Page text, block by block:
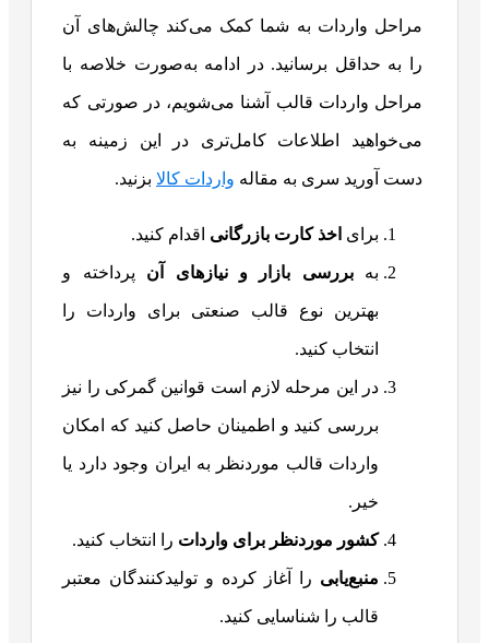
مراحل واردات به شما کمک می‌کند چالش‌های آن
را به حداقل برسانید. در ادامه به‌صورت خلاصه با
مراحل واردات قالب آشنا می‌شویم، در صورتی که
می‌خواهید اطلاعات کامل‌تری در این زمینه به
دست آورید سری به مقاله واردات کالا بزنید.
برای اخذ کارت بازرگانی اقدام کنید.
بهبررسی بازار و نیازهای آن پرداخته و
بهترین نوع قالب صنعتی برای واردات را
انتخاب کنید.
در این مرحله لازم است قوانین گمرکی را نیز
بررسی کنید و اطمینان حاصل کنید که امکان
واردات قالب موردنظر به ایران وجود دارد یا
خیر.
کشور موردنظر برای واردات را انتخاب کنید.
منبع‌یابی را آغاز کرده و تولیدکنندگان معتبر
قالب را شناسایی کنید.